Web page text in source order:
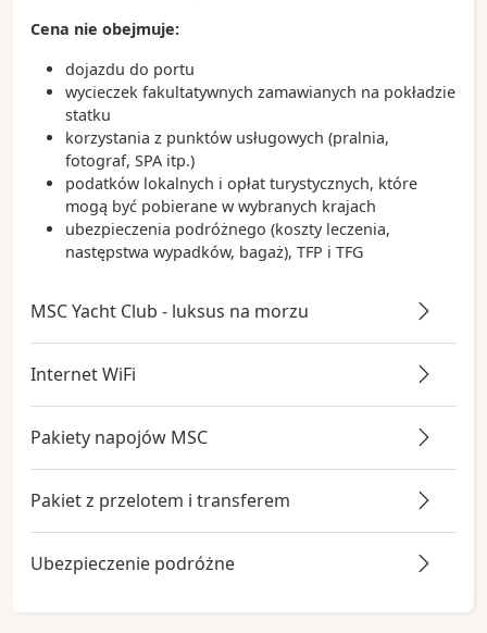
Cena nie obejmuje:
dojazdu do portu
wycieczek fakultatywnych zamawianych na pokładzie
statku
korzystania z punktów usługowych (pralnia,
fotograf, SPA itp.)
podatków lokalnych i opłat turystycznych, które
mogą być pobierane w wybranych krajach
ubezpieczenia podróżnego (koszty leczenia,
następstwa wypadków, bagaż), TFP i TFG
MSC Yacht Club - luksus na morzu
Internet WiFi
Pakiety napojów MSC
Pakiet z przelotem i transferem
Ubezpieczenie podróżne